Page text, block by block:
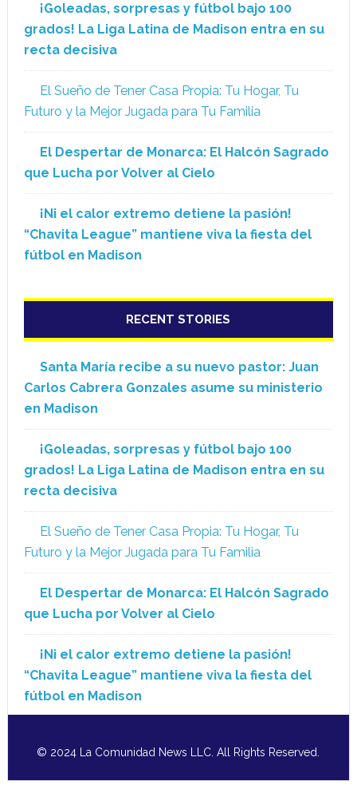
¡Goleadas, sorpresas y fútbol bajo 100
grados! La Liga Latina de Madison entra en su
recta decisiva
El Sueño de Tener Casa Propia: Tu Hogar, Tu
Futuro y la Mejor Jugada para Tu Familia
El Despertar de Monarca: El Halcón Sagrado
que Lucha por Volver al Cielo
¡Ni el calor extremo detiene la pasión!
“Chavita League” mantiene viva la fiesta del
fútbol en Madison
RECENT STORIES
Santa María recibe a su nuevo pastor: Juan
Carlos Cabrera Gonzales asume su ministerio
en Madison
¡Goleadas, sorpresas y fútbol bajo 100
grados! La Liga Latina de Madison entra en su
recta decisiva
El Sueño de Tener Casa Propia: Tu Hogar, Tu
Futuro y la Mejor Jugada para Tu Familia
El Despertar de Monarca: El Halcón Sagrado
que Lucha por Volver al Cielo
¡Ni el calor extremo detiene la pasión!
“Chavita League” mantiene viva la fiesta del
fútbol en Madison
© 2024 La Comunidad News LLC. All Rights Reserved.